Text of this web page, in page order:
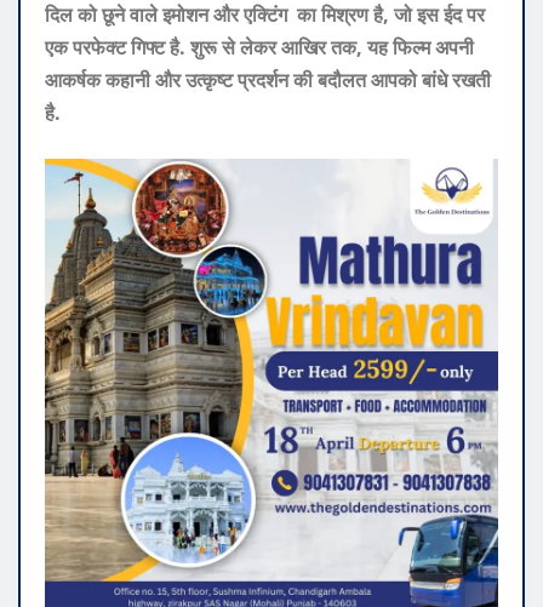
दिल को छूने वाले इमोशन और एक्टिंग का मिश्रण है, जो इस ईद पर
एक परफेक्ट गिफ्ट है. शुरू से लेकर आखिर तक, यह फिल्म अपनी
आकर्षक कहानी और उत्कृष्ट प्रदर्शन की बदौलत आपको बांधे रखती
है.